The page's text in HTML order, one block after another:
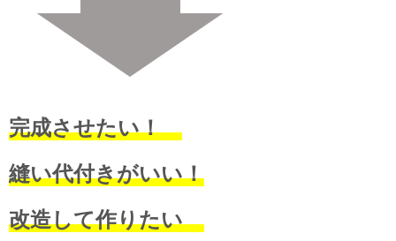
完成させたい！
縫い代付きがいい！
改造して作りたい